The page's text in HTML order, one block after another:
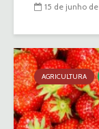
15 de junho
AGRICULTURA